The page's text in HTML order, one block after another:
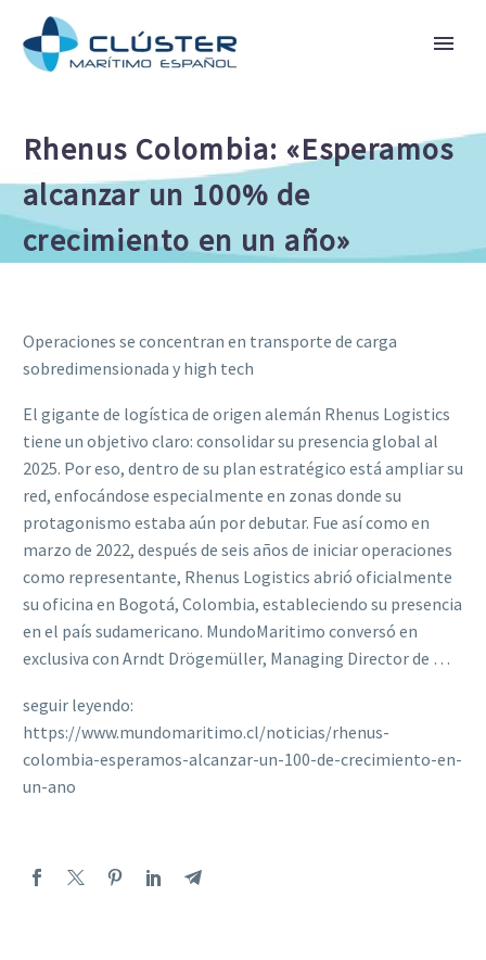
Rhenus Colombia: «Esperamos
alcanzar un 100% de
crecimiento en un año»
Operaciones se concentran en transporte de carga
sobredimensionada y high tech
El gigante de logística de origen alemán Rhenus Logistics
tiene un objetivo claro: consolidar su presencia global al
2025. Por eso, dentro de su plan estratégico está ampliar su
red, enfocándose especialmente en zonas donde su
protagonismo estaba aún por debutar. Fue así como en
marzo de 2022, después de seis años de iniciar operaciones
como representante, Rhenus Logistics abrió oficialmente
su oficina en Bogotá, Colombia, estableciendo su presencia
en el país sudamericano. MundoMaritimo conversó en
exclusiva con Arndt Drögemüller, Managing Director de …
seguir leyendo:
https://www.mundomaritimo.cl/noticias/rhenus-
colombia-esperamos-alcanzar-un-100-de-crecimiento-en-
un-ano